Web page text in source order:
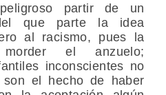
partir de un
que parte la idea
al racismo, pues la
el anzuelo;
inconscientes no
el hecho de haber